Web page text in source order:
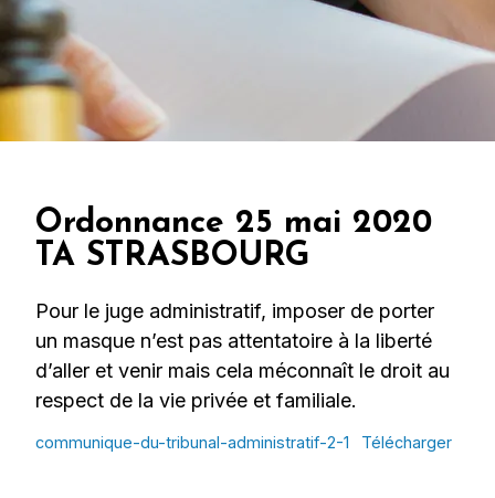
Ordonnance 25 mai 2020
TA STRASBOURG
Pour le juge administratif, imposer de porter
un masque n’est pas attentatoire à la liberté
d’aller et venir mais cela méconnaît le droit au
respect de la vie privée et familiale.
communique-du-tribunal-administratif-2-1 Télécharger